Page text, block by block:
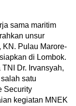
sama maritim
unsur
KN. Pulau Marore-
di Lombok.
Dr. Irvansyah,
satu
Security
kegiatan MNEK